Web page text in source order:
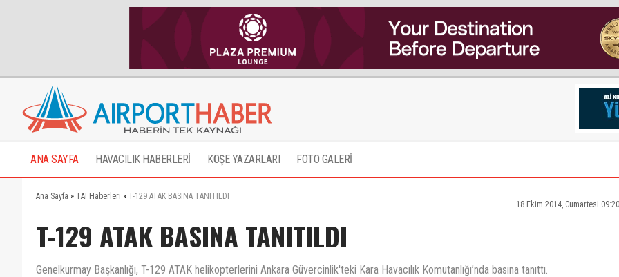
ANA SAYFA HAVACILIK HABERLERİ KÖŞE YAZARLARI FOTO GALERİ
Ana Sayfa » TAI Haberleri » T-129 ATAK BASINA TANITILDI
18 Ekim 2014, Cumartesi
T-129 ATAK BASINA TANITILDI
Genelkurmay Başkanlığı, T-129 ATAK helikopterlerini Ankara Güvercinlik'teki Kara Havacılık Komutanlığı’nda basına tanıttı.